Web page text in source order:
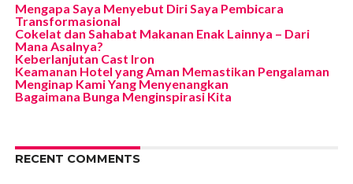
Mengapa Saya Menyebut Diri Saya Pembicara
Transformasional
Cokelat dan Sahabat Makanan Enak Lainnya – Dari
Mana Asalnya?
Keberlanjutan Cast Iron
Keamanan Hotel yang Aman Memastikan Pengalaman
Menginap Kami Yang Menyenangkan
Bagaimana Bunga Menginspirasi Kita
RECENT COMMENTS